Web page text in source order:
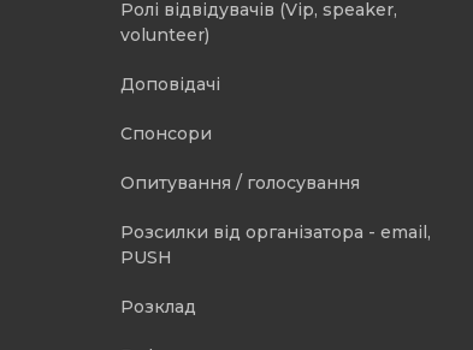
Ролі відвідувачів (Vip, speaker,
volunteer)
Доповідачі
Спонсори
Опитування / голосування
Розсилки від організатора - email,
PUSH
Розклад